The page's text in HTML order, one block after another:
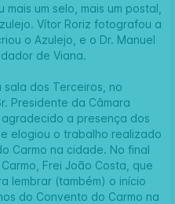
um selo, mais um postal,
Vítor Roriz fotografou a
o Azulejo, e o Dr. Manuel
de Viana.
dos Terceiros, no
Presidente da Câmara
agradecido a presença dos
elogiou o trabalho realizado
Carmo na cidade. No final
Frei João Costa, que
lembrar (também) o início
do Convento do Carmo na